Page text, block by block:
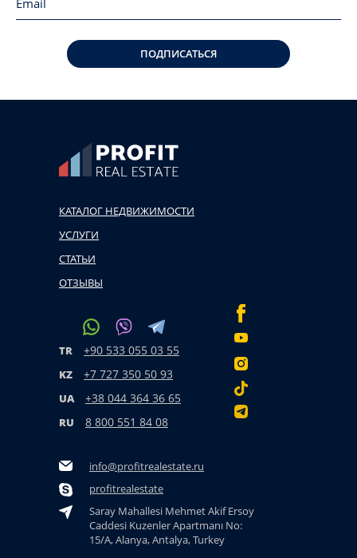
ПОДПИСАТЬСЯ
КАТАЛОГ НЕДВИЖИМОСТИ
УСЛУГИ
СТАТЬИ
ОТЗЫВЫ
TR +90 533 055 03 55
KZ +7 727 350 50 93
UA +38 044 364 36 65
RU 8 800 551 84 08
info@profitrealestate.ru
profitrealestate
Saray Mahallesi Mehmet Akif Ersoy
Caddesi Kuzenler Apartmanı No:
15/A, Alanya, Antalya, Turkey